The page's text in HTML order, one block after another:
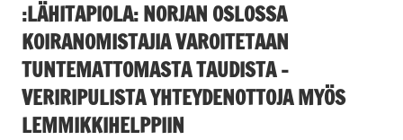
:LÄHITAPIOLA: NORJAN OSLOSSA
KOIRANOMISTAJIA VAROITETAAN
TUNTEMATTOMASTA TAUDISTA –
VERIRIPULISTA YHTEYDENOTTOJA MYÖS
LEMMIKKIHELPPIIN